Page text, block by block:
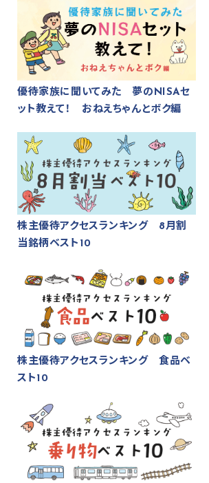
優待家族に聞いてみた 夢のNISAセ
ット教えて！ おねえちゃんとボク編
株主優待アクセスランキング 8月割
当銘柄ベスト10
株主優待アクセスランキング 食品ベ
スト10